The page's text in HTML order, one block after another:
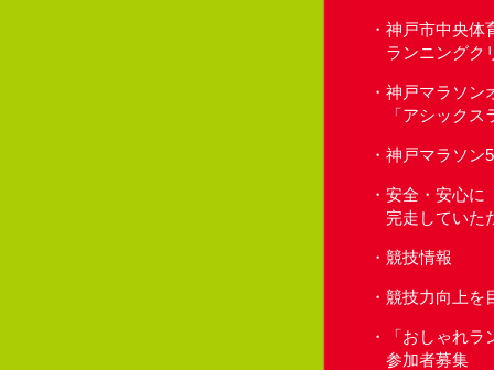
神戸市中央体
ランニングク
神戸マラソン
「アシック
神戸マラソン
安全・安心に
完走していた
競技情報
競技力向上を
「おしゃれ
参加者募集